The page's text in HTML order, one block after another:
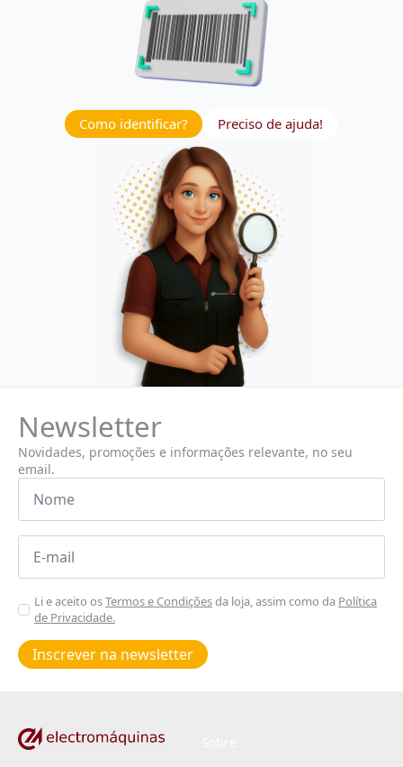
Como identificar? Preciso de ajuda!
Newsletter
Novidades, promoções e informações relevante, no seu
email.
Nome
Email
Aceitar
Poiticas
de
privacidade
Li e aceito osTermos e Condiçõesda loja, assim como da Política
de Privacidade.
Inscrever na newsletter